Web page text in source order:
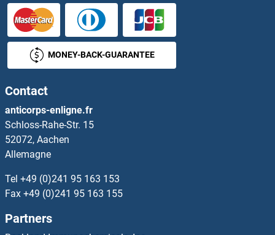
RAVER1 Anticorps
RAVER2 Anticorps
RAX2 Anticorps
RBAK Anticorps
RBBP5 Anticorps
RBBP6 Anticorps
RBBP7 Anticorps
RBBP9 Anticorps
MONEY-BACK-GUARANTEE
Contact
anticorps-enligne.fr
Schloss-Rahe-Str. 15
52072, Aachen
Allemagne
Tel +49 (0)241 95 163 153
Fax +49 (0)241 95 163 155
Partners